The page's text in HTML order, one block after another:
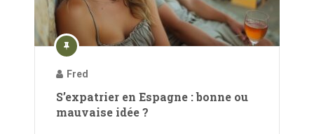
Fred
S’expatrier en Espagne : bonne ou
mauvaise idée ?